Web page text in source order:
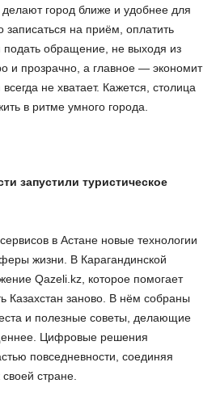
город ближе и удобнее для
на приём, оплатить
подать обращение, не выходя из
и прозрачно, а главное — экономит
не хватает. Кажется, столица
в ритме умного города.
запустили туристическое
в Астане новые технологии
жизни. В Карагандинской
Qazeli.kz, которое помогает
Казахстан заново. В нём собраны
и полезные советы, делающие
Цифровые решения
повседневности, соединяя
стране.